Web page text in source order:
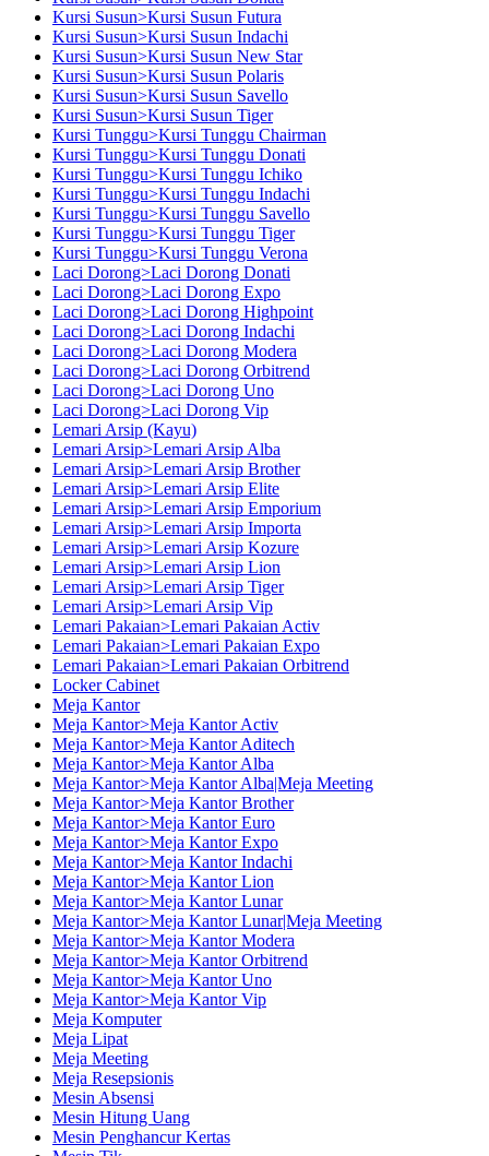
Kursi Susun>Kursi Susun Futura
Kursi Susun>Kursi Susun Indachi
Kursi Susun>Kursi Susun New Star
Kursi Susun>Kursi Susun Polaris
Kursi Susun>Kursi Susun Savello
Kursi Susun>Kursi Susun Tiger
Kursi Tunggu>Kursi Tunggu Chairman
Kursi Tunggu>Kursi Tunggu Donati
Kursi Tunggu>Kursi Tunggu Ichiko
Kursi Tunggu>Kursi Tunggu Indachi
Kursi Tunggu>Kursi Tunggu Savello
Kursi Tunggu>Kursi Tunggu Tiger
Kursi Tunggu>Kursi Tunggu Verona
Laci Dorong>Laci Dorong Donati
Laci Dorong>Laci Dorong Expo
Laci Dorong>Laci Dorong Highpoint
Laci Dorong>Laci Dorong Indachi
Laci Dorong>Laci Dorong Modera
Laci Dorong>Laci Dorong Orbitrend
Laci Dorong>Laci Dorong Uno
Laci Dorong>Laci Dorong Vip
Lemari Arsip (Kayu)
Lemari Arsip>Lemari Arsip Alba
Lemari Arsip>Lemari Arsip Brother
Lemari Arsip>Lemari Arsip Elite
Lemari Arsip>Lemari Arsip Emporium
Lemari Arsip>Lemari Arsip Importa
Lemari Arsip>Lemari Arsip Kozure
Lemari Arsip>Lemari Arsip Lion
Lemari Arsip>Lemari Arsip Tiger
Lemari Arsip>Lemari Arsip Vip
Lemari Pakaian>Lemari Pakaian Activ
Lemari Pakaian>Lemari Pakaian Expo
Lemari Pakaian>Lemari Pakaian Orbitrend
Locker Cabinet
Meja Kantor
Meja Kantor>Meja Kantor Activ
Meja Kantor>Meja Kantor Aditech
Meja Kantor>Meja Kantor Alba
Meja Kantor>Meja Kantor Alba|Meja Meeting
Meja Kantor>Meja Kantor Brother
Meja Kantor>Meja Kantor Euro
Meja Kantor>Meja Kantor Expo
Meja Kantor>Meja Kantor Indachi
Meja Kantor>Meja Kantor Lion
Meja Kantor>Meja Kantor Lunar
Meja Kantor>Meja Kantor Lunar|Meja Meeting
Meja Kantor>Meja Kantor Modera
Meja Kantor>Meja Kantor Orbitrend
Meja Kantor>Meja Kantor Uno
Meja Kantor>Meja Kantor Vip
Meja Komputer
Meja Lipat
Meja Meeting
Meja Resepsionis
Mesin Absensi
Mesin Hitung Uang
Mesin Penghancur Kertas